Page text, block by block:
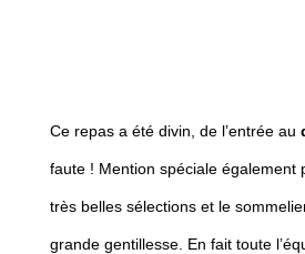
Ce repas a été divin, de l’entrée au
faute ! Mention spéciale également
très belles sélections et le
grande gentillesse. En fait toute